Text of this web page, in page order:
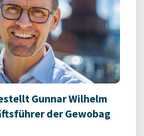
Gunnar Wilhelm
der Gewobag